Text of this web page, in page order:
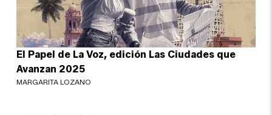
El Papel de La Voz, edición Las Ciudades que
Avanzan 2025
MARGARITA LOZANO